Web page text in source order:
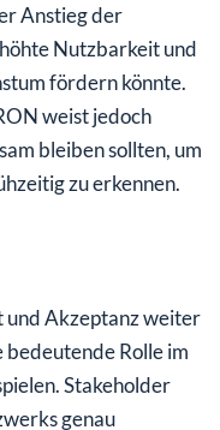
Anstieg der
Nutzbarkeit und
fördern könnte.
weist jedoch
bleiben sollten, um
zu erkennen.
und Akzeptanz weiter
bedeutende Rolle im
Stakeholder
genau